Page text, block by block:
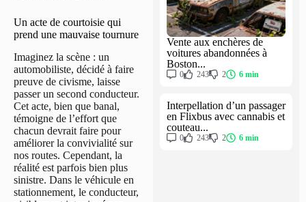
Un acte de courtoisie qui
prend une mauvaise tournure
Imaginez la scène : un
automobiliste, décidé à faire
preuve de civisme, laisse
passer un second conducteur.
Cet acte, bien que banal,
témoigne de l’effort que
chacun devrait faire pour
améliorer la convivialité sur
nos routes. Cependant, la
réalité est parfois bien plus
sinistre. Dans le véhicule en
stationnement, le conducteur,
Vente aux enchères de
voitures abandonnées à
Boston...
0 243 2 6 min
Interpellation d’un passager
en Flixbus avec cannabis et
couteau...
0 243 2 6 min